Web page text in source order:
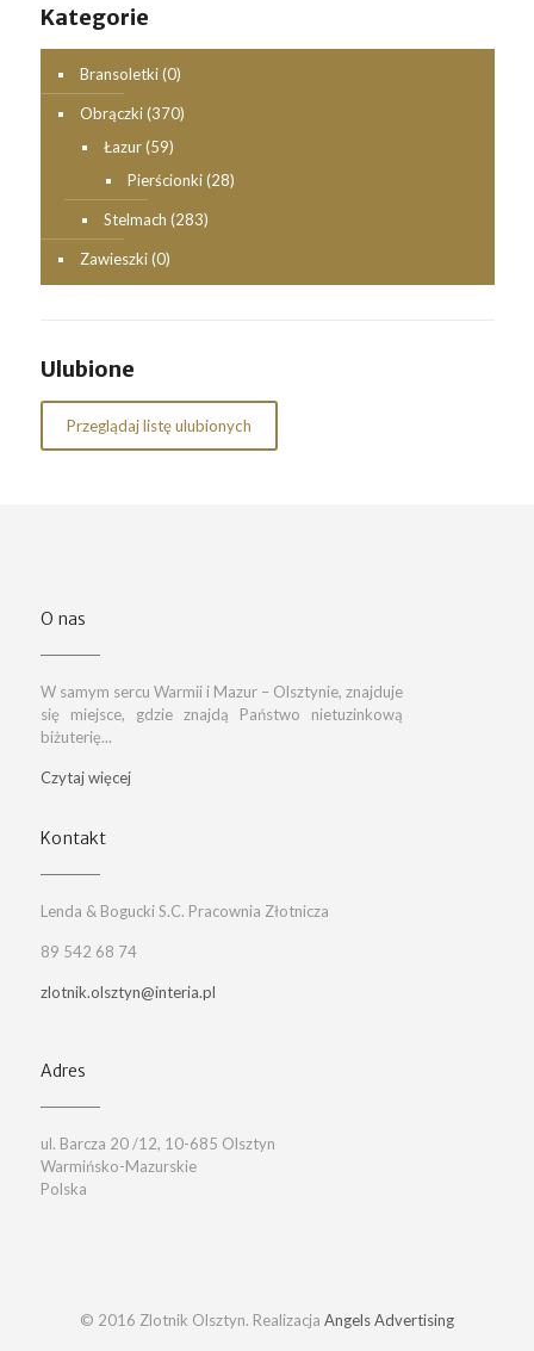
Kategorie
Bransoletki (0)
Obrączki (370)
Łazur (59)
Pierścionki (28)
Stelmach (283)
Zawieszki (0)
Ulubione
Przeglądaj listę ulubionych
O nas
W samym sercu Warmii i Mazur – Olsztynie, znajduje
się miejsce, gdzie znajdą Państwo nietuzinkową
biżuterię...
Czytaj więcej
Kontakt
Lenda & Bogucki S.C. Pracownia Złotnicza
89 542 68 74
zlotnik.olsztyn@interia.pl
Adres
ul. Barcza 20 /12, 10-685 Olsztyn
Warmińsko-Mazurskie
Polska
© 2016 Zlotnik Olsztyn. Realizacja Angels Advertising